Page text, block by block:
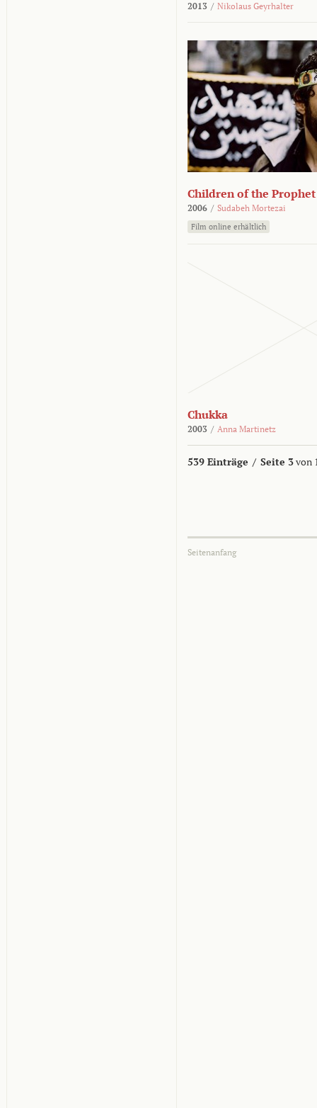
2013 / Nikolaus Geyrhalter
Children of the Prophet
2006 / Sudabeh Mortezai
Film online erhältlich
Chukka
2003 / Anna Martinetz
539 Einträge / Seite 3von
Seitenanfang